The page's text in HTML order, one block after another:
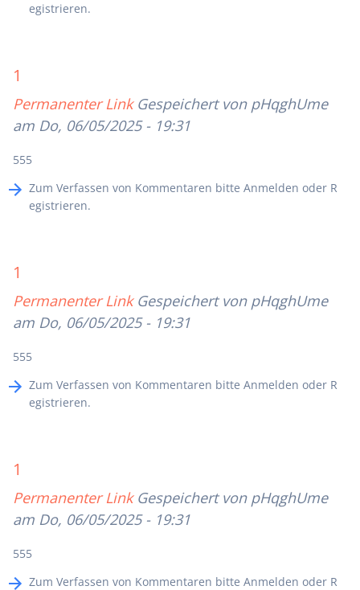
egistrieren.
1
Permanenter Link Gespeichert von pHqghUme
am Do, 06/05/2025 - 19:31
555
Zum Verfassen von Kommentaren bitte Anmelden oder R
egistrieren.
1
Permanenter Link Gespeichert von pHqghUme
am Do, 06/05/2025 - 19:31
555
Zum Verfassen von Kommentaren bitte Anmelden oder R
egistrieren.
1
Permanenter Link Gespeichert von pHqghUme
am Do, 06/05/2025 - 19:31
555
Zum Verfassen von Kommentaren bitte Anmelden oder R